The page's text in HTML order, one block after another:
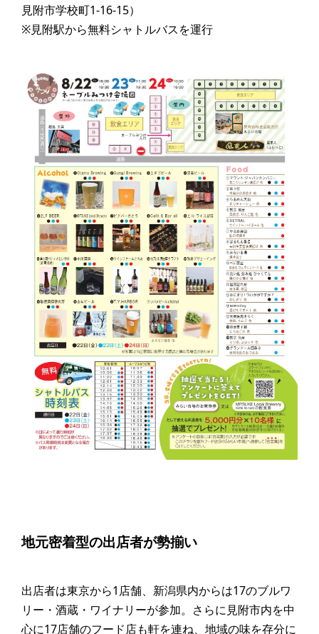
見附市学校町1-16-15）
※見附駅から無料シャトルバスを運行
地元密着型の出店者が勢揃い
出店者は東京から1店舗、新潟県内からは17のブルワ
リー・酒蔵・ワイナリーが参加。さらに見附市内を中
心に17店舗のフード店も軒を連ね、地域の味を存分に